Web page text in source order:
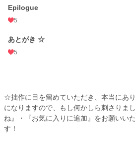
Epilogue
5
あとがき ☆
5
☆拙作に目を留めていただき、本当にあ
になりますので、もし何かしら刺さりま
ね』・『お気に入りに追加』をお願いい
す！